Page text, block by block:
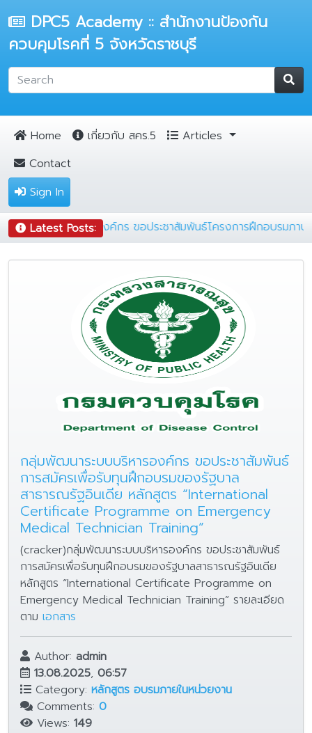
DPC5 Academy :: สำนักงานป้องกัน
ควบคุมโรคที่ 5 จังหวัดราชบุรี
Home เกี่ยวกับ สคร.5
Articles
Contact
Sign In
Latest Posts:
กลุ่มพัฒนาระบบบริหารองค์กร ขอประชาสัมพันธ์โครงการฝึกอ
กลุ่มพัฒนาระบบบริหารองค์กร ขอประชาสัมพันธ์
การสมัครเพื่อรับทุนฝึกอบรมของรัฐบาล
สาธารณรัฐอินเดีย หลักสูตร “International
Certificate Programme on Emergency
Medical Technician Training”
(cracker)กลุ่มพัฒนาระบบบริหารองค์กร ขอประชาสัมพันธ์
การสมัครเพื่อรับทุนฝึกอบรมของรัฐบาลสาธารณรัฐอินเดีย
หลักสูตร “International Certificate Programme on
Emergency Medical Technician Training” รายละเอียด
ตาม เอกสาร
Author: admin
13.08.2025, 06:57
Category: หลักสูตร อบรมภายในหน่วยงาน
Comments: 0
Views: 149